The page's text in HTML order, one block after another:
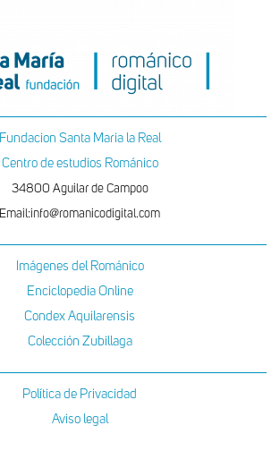
Fundacion Santa Maria la Real
Centro de estudios Románico
34800 Aguilar de Campoo
Email:info@romanicodigital.com
Imágenes del Románico
Enciclopedia Online
Condex Aquilarensis
Colección Zubillaga
Política de Privacidad
Aviso legal